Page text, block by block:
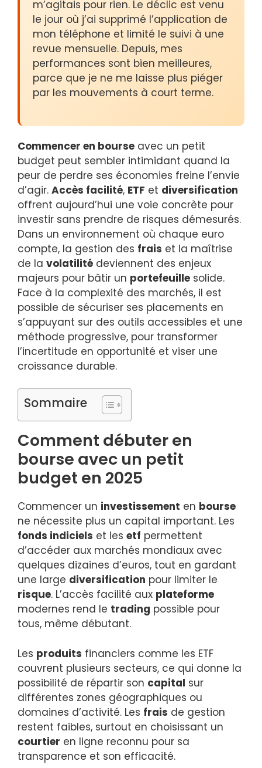
m’agitais pour rien. Le déclic est venu
le jour où j’ai supprimé l’application de
mon téléphone et limité le suivi à une
revue mensuelle. Depuis, mes
performances sont bien meilleures,
parce que je ne me laisse plus piéger
par les mouvements à court terme.
Commencer en bourse avec un petit
budget peut sembler intimidant quand la
peur de perdre ses économies freine l’envie
d’agir. Accès facilité, ETF et diversification
offrent aujourd’hui une voie concrète pour
investir sans prendre de risques démesurés.
Dans un environnement où chaque euro
compte, la gestion des frais et la maîtrise
de la volatilité deviennent des enjeux
majeurs pour bâtir un portefeuille solide.
Face à la complexité des marchés, il est
possible de sécuriser ses placements en
s’appuyant sur des outils accessibles et une
méthode progressive, pour transformer
l’incertitude en opportunité et viser une
croissance durable.
Sommaire
Comment débuter en
bourse avec un petit
budget en 2025
Commencer un investissement en bourse
ne nécessite plus un capital important. Les
fonds indiciels et les etf permettent
d’accéder aux marchés mondiaux avec
quelques dizaines d’euros, tout en gardant
une large diversification pour limiter le
risque. L’accès facilité aux plateforme
modernes rend le trading possible pour
tous, même débutant.
Les produits financiers comme les ETF
couvrent plusieurs secteurs, ce qui donne la
possibilité de répartir son capital sur
différentes zones géographiques ou
domaines d’activité. Les frais de gestion
restent faibles, surtout en choisissant un
courtier en ligne reconnu pour sa
transparence et son efficacité.